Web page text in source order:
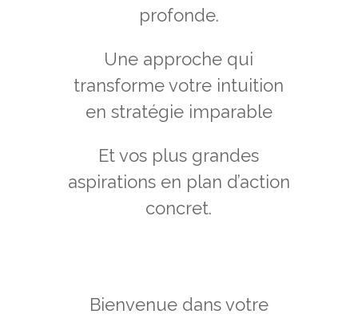
profonde.
Une approche qui
transforme votre intuition
en stratégie imparable
Et vos plus grandes
aspirations en plan d’action
concret.
Bienvenue dans votre